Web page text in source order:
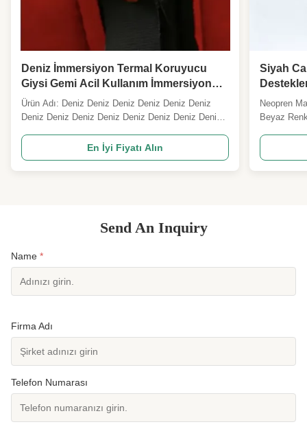
Deniz İmmersiyon Termal Koruyucu
Giysi Gemi Acil Kullanım İmmersiyon
Giysisi Termal Koruyucu Giysi
Ürün Adı: Deniz Deniz Deniz Deniz Deniz Deniz
Deniz Deniz Deniz Deniz Deniz Deniz Deniz Deniz
Deniz Deniz Deniz Deniz Deniz Deniz Deniz Deniz
Deniz Deniz Deniz Deniz Deniz Deniz Deniz Özet:
SOLAS tarzında, soğuk suya kazara daldırıldıktan
En İyi Fiyatı Alın
Siyah
Neopren
Beyaz
Sertlik 5-
Malzeme
Send An Inquiry
Name *
Firma Adı
Telefon Numarası